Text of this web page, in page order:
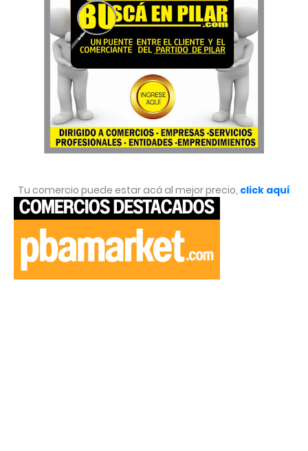
Tu comercio puede estar acá al mejor precio, click aquí